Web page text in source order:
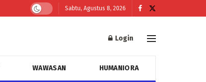
Sabtu, Agustus 8, 2026
Login
WAWASAN HUMANIORA